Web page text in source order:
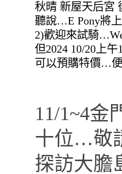
秋晴 新屋天后宮
聽說…E Pony將
2)歡迎來試騎
但2024 10/20上
可以預購特價…便
11/1~4金
十位…敬
探訪大膽